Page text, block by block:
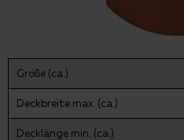
Größe (ca.)
Deckbreite max. (ca.)
Decklänge min. (ca.)